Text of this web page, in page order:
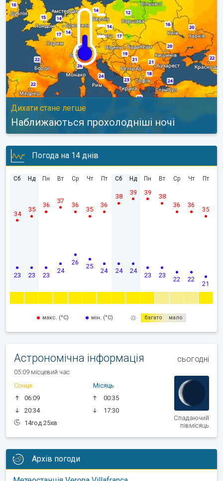
Дихати стане легше
Наближаються прохолодніші ночі
Погода на 14 днів
Сб
23
34
Нд
23
35
Пн
23
36
Вт
24
37
Ср
26
36
Чт
25
35
Пт
24
36
Сб
24
38
Нд
24
39
Пн
23
39
Вт
23
38
Ср
22
36
Чт
22
36
Пт
21
35
макс. (°C) мін. (°C) багато мало
Астрономічна інформація сьогодні
05:09 місцевий час
Сонце
06:09
20:34
14год 25хв
Місяць
00:35
17:30
Спадаючий
півмісяць
Архів погоди